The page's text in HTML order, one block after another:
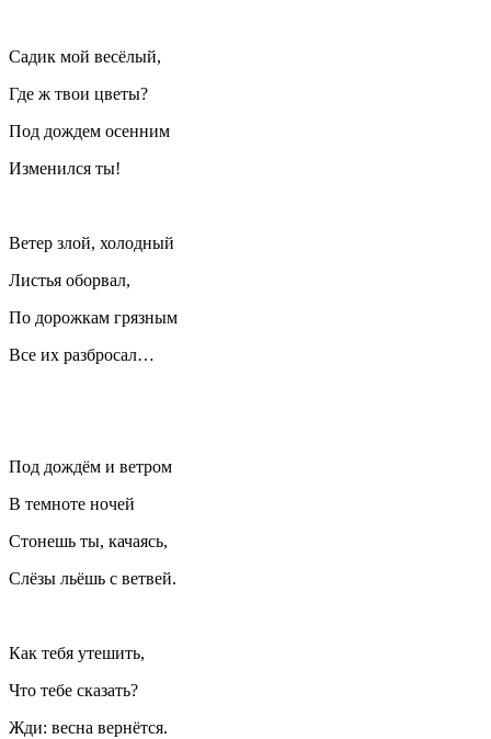
Садик мой весёлый,
Где ж твои цветы?
Под дождем осенним
Изменился ты!
Ветер злой, холодный
Листья оборвал,
По дорожкам грязным
Все их разбросал…
Под дождём и ветром
В темноте ночей
Стонешь ты, качаясь,
Слёзы льёшь с ветвей.
Как тебя утешить,
Что тебе сказать?
Жди: весна вернётся.